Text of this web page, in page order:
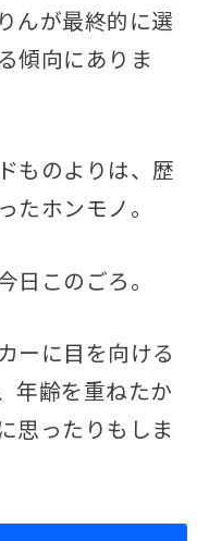
んが最終的に選
傾向にありま
ものよりは、歴
たホンモノ。
日このごろ。
ーに目を向ける
年齢を重ねたか
思ったりもしま